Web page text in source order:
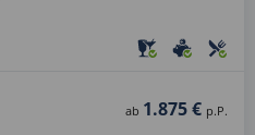
ab 1.875 € p.P.